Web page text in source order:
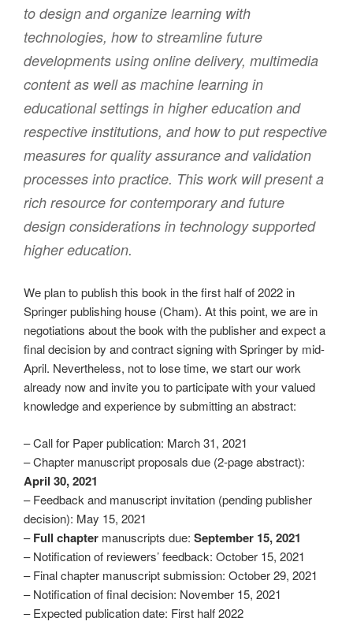
to design and organize learning with
technologies, how to streamline future
developments using online delivery, multimedia
content as well as machine learning in
educational settings in higher education and
respective institutions, and how to put respective
measures for quality assurance and validation
processes into practice. This work will present a
rich resource for contemporary and future
design considerations in technology supported
higher education.
We plan to publish this book in the first half of 2022 in
Springer publishing house (Cham). At this point, we are in
negotiations about the book with the publisher and expect a
final decision by and contract signing with Springer by mid-
April. Nevertheless, not to lose time, we start our work
already now and invite you to participate with your valued
knowledge and experience by submitting an abstract:
– Call for Paper publication: March 31, 2021
– Chapter manuscript proposals due (2-page abstract):
April 30, 2021
– Feedback and manuscript invitation (pending publisher
decision): May 15, 2021
–Full chapter manuscripts due: September 15, 2021
– Notification of reviewers’ feedback: October 15, 2021
– Final chapter manuscript submission: October 29, 2021
– Notification of final decision: November 15, 2021
– Expected publication date: First half 2022